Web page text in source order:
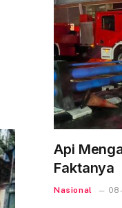
Api
Faktanya
Nasional